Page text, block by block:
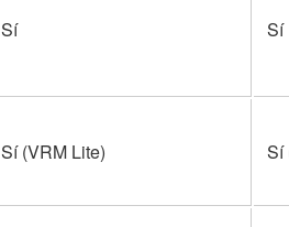
Sí Sí
Sí (VRM Lite) Sí